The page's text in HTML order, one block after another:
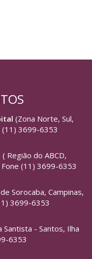
(Zona Norte, Sul,
3699-6353
( Região do ABCD,
(11) 3699-6353
Sorocaba, Campinas,
3699-6353
Santista - Santos, Ilha
6353